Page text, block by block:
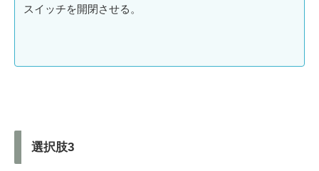
スイッチを開閉させる。
選択肢3